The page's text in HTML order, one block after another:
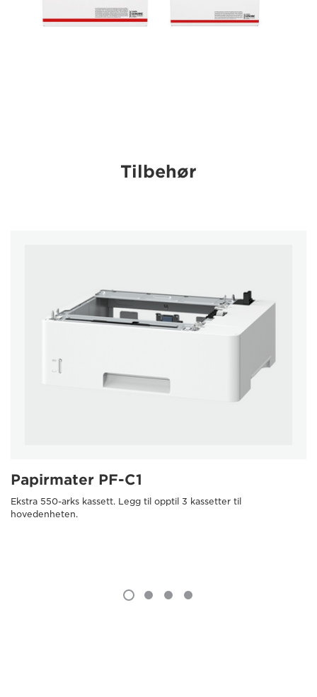
Tilbehør
Papirmater PF-C1
Ekstra 550-arks kassett. Legg til opptil 3 kassetter til
hovedenheten.